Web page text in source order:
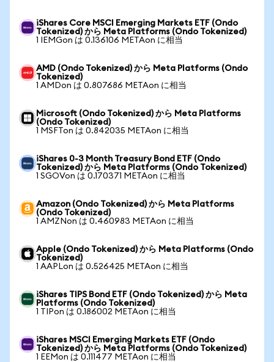
iShares Core MSCI Emerging Markets ETF (Ondo
Tokenized) から Meta Platforms (Ondo Tokenized)
1 IEMGon は 0.136106 METAon に相当
AMD (Ondo Tokenized) から Meta Platforms (Ondo
Tokenized)
1 AMDon は 0.807686 METAon に相当
Microsoft (Ondo Tokenized) から Meta Platforms
(Ondo Tokenized)
1 MSFTon は 0.842035 METAon に相当
iShares 0-3 Month Treasury Bond ETF (Ondo
Tokenized) から Meta Platforms (Ondo Tokenized)
1 SGOVon は 0.170371 METAon に相当
Amazon (Ondo Tokenized) から Meta Platforms
(Ondo Tokenized)
1 AMZNon は 0.460983 METAon に相当
Apple (Ondo Tokenized) から Meta Platforms (Ondo
Tokenized)
1 AAPLon は 0.526425 METAon に相当
iShares TIPS Bond ETF (Ondo Tokenized) から Meta
Platforms (Ondo Tokenized)
1 TIPon は 0.186002 METAon に相当
iShares MSCI Emerging Markets ETF (Ondo
Tokenized) から Meta Platforms (Ondo Tokenized)
1 EEMon は 0.111477 METAon に相当